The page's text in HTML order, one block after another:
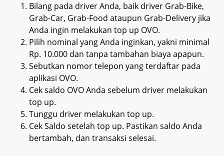
Bilang pada driver Anda, baik driver Grab-Bike,
Grab-Car, Grab-Food ataupun Grab-Delivery jika
Anda ingin melakukan top up OVO.
Pilih nominal yang Anda inginkan, yakni minimal
Rp. 10.000 dan tanpa tambahan biaya apapun.
Sebutkan nomor telepon yang terdaftar pada
aplikasi OVO.
Cek saldo OVO Anda sebelum driver melakukan
top up.
Tunggu driver melakukan top up.
Cek Saldo setelah top up. Pastikan saldo Anda
bertambah, dan transaksi selesai.